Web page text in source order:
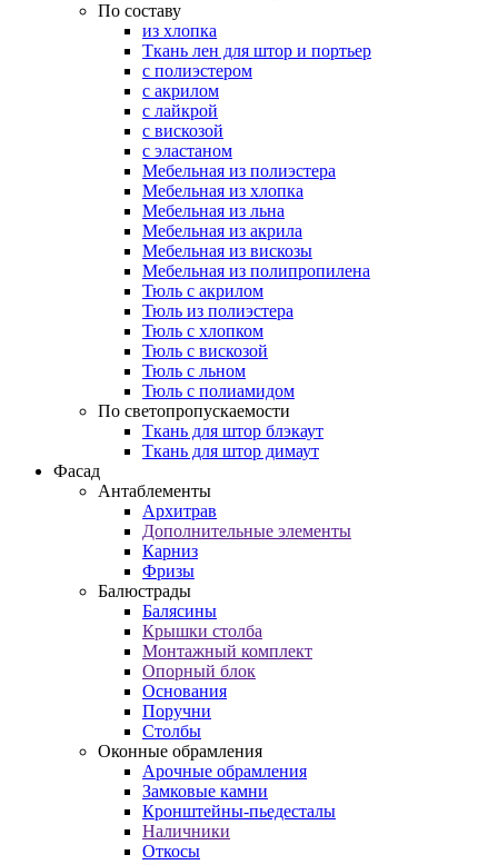
По составу
из хлопка
Ткань лен для штор и портьер
с полиэстером
с акрилом
с лайкрой
с вискозой
с эластаном
Мебельная из полиэстера
Мебельная из хлопка
Мебельная из льна
Мебельная из акрила
Мебельная из вискозы
Мебельная из полипропилена
Тюль с акрилом
Тюль из полиэстера
Тюль с хлопком
Тюль с вискозой
Тюль с льном
Тюль с полиамидом
По светопропускаемости
Ткань для штор блэкаут
Ткань для штор димаут
Фасад
Антаблементы
Архитрав
Дополнительные элементы
Карниз
Фризы
Балюстрады
Балясины
Крышки столба
Монтажный комплект
Опорный блок
Основания
Поручни
Столбы
Оконные обрамления
Арочные обрамления
Замковые камни
Кронштейны-пьедесталы
Наличники
Откосы